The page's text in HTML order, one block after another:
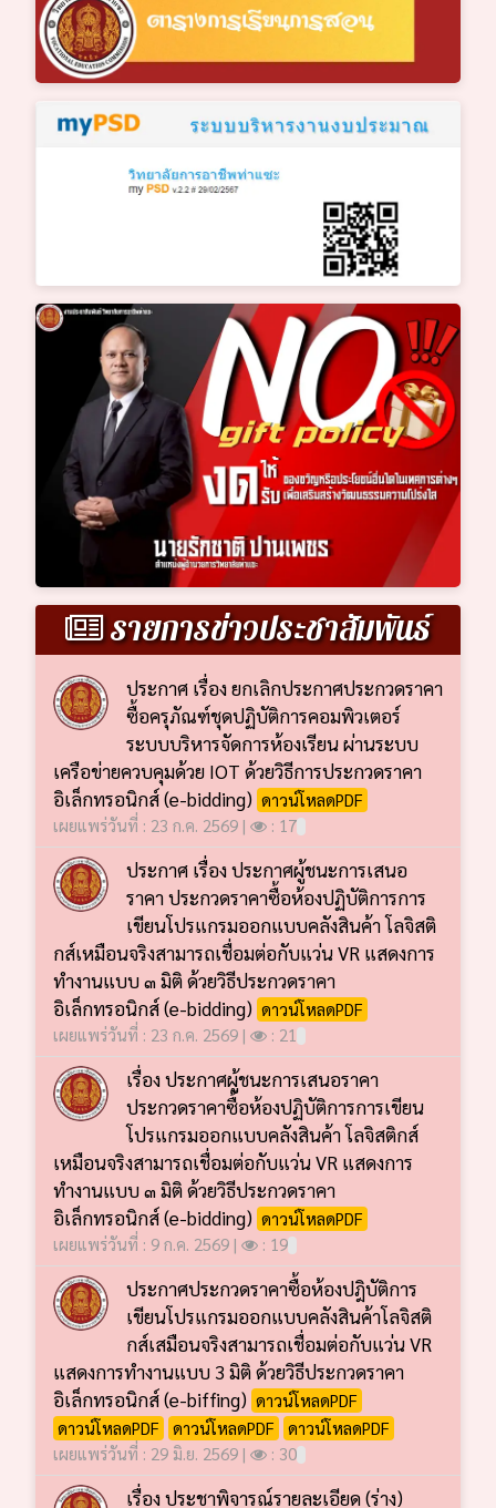
รายการข่าวประชาสัมพันธ์
ประกาศ เรื่อง ยกเลิกประกาศประกวดราคา
ซื้อครุภัณฑ์ชุดปฏิบัติการคอมพิวเตอร์
ระบบบริหารจัดการห้องเรียน ผ่านระบบ
เครือข่ายควบคุมด้วย IOT ด้วยวิธีการประกวดราคา
อิเล็กทรอนิกส์ (e-bidding) ดาวน์โหลดPDF
เผยแพร่วันที่ : 23 ก.ค. 2569 |
: 17
ประกาศ เรื่อง ประกาศผู้ชนะการเสนอ
ราคา ประกวดราคาซื้อห้องปฏิบัติการการ
เขียนโปรแกรมออกแบบคลังสินค้า โลจิสติ
กส์เหมือนจริงสามารถเชื่อมต่อกับแว่น VR แสดงการ
ทำงานแบบ ๓ มิติ ด้วยวิธีประกวดราคา
อิเล็กทรอนิกส์ (e-bidding) ดาวน์โหลดPDF
เผยแพร่วันที่ : 23 ก.ค. 2569 |
: 21
เรื่อง ประกาศผู้ชนะการเสนอราคา
ประกวดราคาซื้อห้องปฏิบัติการการเขียน
โปรแกรมออกแบบคลังสินค้า โลจิสติกส์
เหมือนจริงสามารถเชื่อมต่อกับแว่น VR แสดงการ
ทำงานแบบ ๓ มิติ ด้วยวิธีประกวดราคา
อิเล็กทรอนิกส์ (e-bidding) ดาวน์โหลดPDF
เผยแพร่วันที่ : 9 ก.ค. 2569 |
: 19
ประกาศประกวดราคาซื้อห้องปฎิบัติการ
เขียนโปรแกรมออกแบบคลังสินค้าโลจิสติ
กส์เสมือนจริงสามารถเชื่อมต่อกับแว่น VR
แสดงการทำงานแบบ 3 มิติ ด้วยวิธีประกวดราคา
อิเล็กทรอนิกส์ (e-biffing) ดาวน์โหลดPDF
ดาวน์โหลดPDF
ดาวน์โหลดPDF
ดาวน์โหลดPDF
เผยแพร่วันที่ : 29 มิ.ย. 2569 |
: 30
เรื่อง ประชาพิจารณ์รายละเอียด (ร่าง)